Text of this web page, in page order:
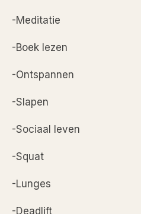
-Meditatie
-Boek lezen
-Ontspannen
-Slapen
-Sociaal leven
-Squat
-Lunges
-Deadlift